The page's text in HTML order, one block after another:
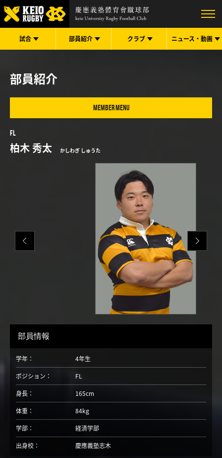
試合 部員紹介 クラブ ニュース・ 動画
部員紹介
MEMBER MENU
FL
柏木 秀太 かしわぎ しゅうた
部員情報
学年：
4年生
ポジション：
FL
身長：
165cm
体重：
84kg
学部：
経済学部
出身校：
慶應義塾志木